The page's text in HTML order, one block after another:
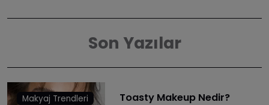
Son Yazılar
Makyaj Trendleri Toasty Makeup Nedir?